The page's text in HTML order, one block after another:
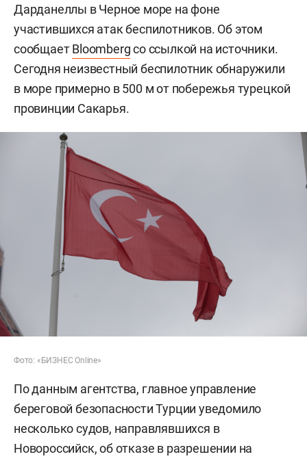
Дарданеллы в Черное море на фоне
участившихся атак беспилотников. Об этом
сообщаетBloombergсо ссылкой на источники.
Сегодня неизвестный беспилотник обнаружили
в море примерно в 500 м от побережья турецкой
провинции Сакарья.
Фото: «БИЗНЕС Online»
По данным агентства, главное управление
береговой безопасности Турции уведомило
несколько судов, направлявшихся в
Новороссийск, об отказе в разрешении на